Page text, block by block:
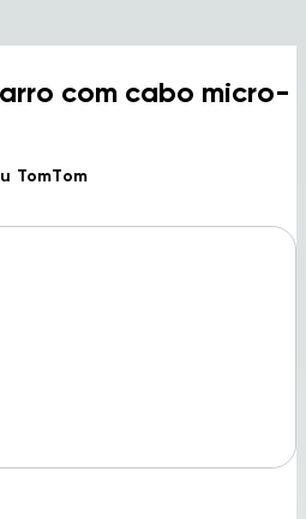
com cabo micro-
TomTom